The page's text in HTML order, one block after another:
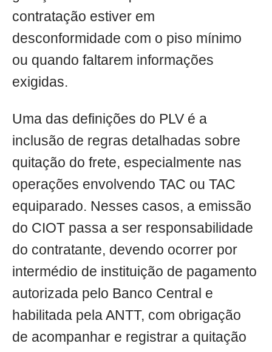
contratação estiver em
desconformidade com o piso mínimo
ou quando faltarem informações
exigidas.
Uma das definições do PLV é a
inclusão de regras detalhadas sobre
quitação do frete, especialmente nas
operações envolvendo TAC ou TAC
equiparado. Nesses casos, a emissão
do CIOT passa a ser responsabilidade
do contratante, devendo ocorrer por
intermédio de instituição de pagamento
autorizada pelo Banco Central e
habilitada pela ANTT, com obrigação
de acompanhar e registrar a quitação